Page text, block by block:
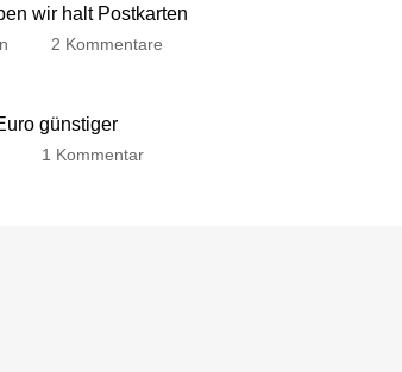
wir halt Postkarten
2 Kommentare
günstiger
1 Kommentar